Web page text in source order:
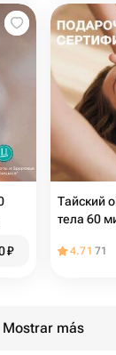
₽
Тайский
тела 60
4.71 71
Mostrar más